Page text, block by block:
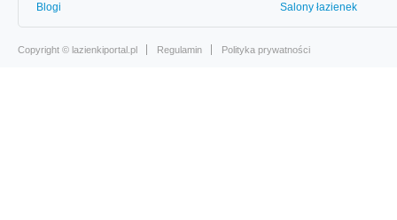
Blogi
Salony łazienek
Copyright © lazienkiportal.pl Regulamin Polityka prywatności